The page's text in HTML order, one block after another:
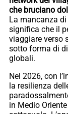
che bruciano
La mancanza
significa che il
viaggiare verso
sotto forma di
globali.
Nel 2026, con
la resilienza
in Medio